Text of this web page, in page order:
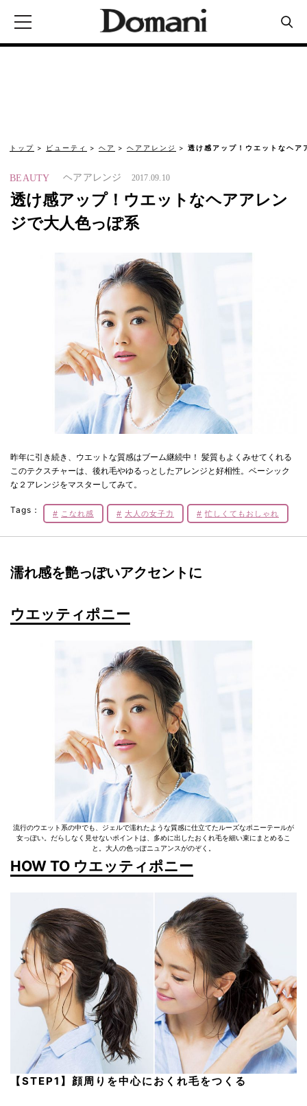
トップ ビューティ ヘア ヘアアレンジ 透け感アップ！ウエットなヘア
BEAUTY ヘアアレンジ 2017.09.10
透け感アップ！ウエットなヘアアレン
ジで大人色っぽ系
昨年に引き続き、ウエットな質感はブーム継続中！ 髪質もよくみせてくれる
このテクスチャーは、後れ毛やゆるっとしたアレンジと好相性。ベーシック
な２アレンジをマスターしてみて。
Tags： こなれ感 大人の女子力 忙しくてもおしゃれ
濡れ感を艶っぽいアクセントに
ウエッティポニー
流行のウエット系の中でも、ジェルで濡れたような質感に仕立てたルーズなポニーテールが
女っぽい。だらしなく見せないポイントは、多めに出したおくれ毛を細い束にまとめるこ
と。大人の色っぽニュアンスがのぞく。
HOW TO ウエッティポニー
【STEP1】顔周りを中心におくれ毛をつくる